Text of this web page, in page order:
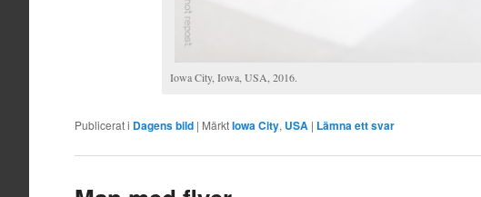
Iowa City, Iowa, USA, 2016.
Publicerat i Dagens bild | MärktIowa City, USA | Lämna ett svar